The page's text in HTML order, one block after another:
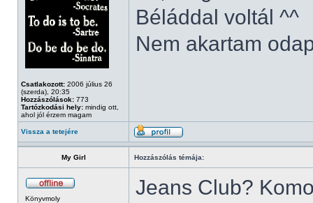
Csatlakozott: 2006 július 26
(szerda), 20:35
Hozzászólások: 773
Tartózkodási hely: mindig ott,
ahol jól érzem magam
Béláddal voltál ^^
Nem akartam
Vissza a tetejére
My Girl Hozzászólás témája:
Könyvmoly Jeans Club?